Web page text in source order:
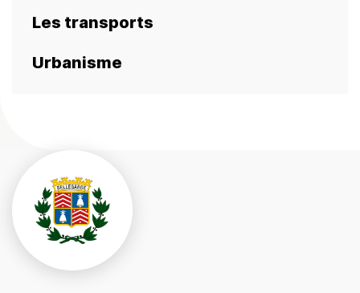
Les transports
Urbanisme